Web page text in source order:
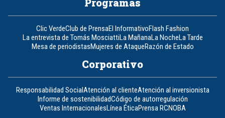
Clic VerdeClub de PrensaEl InformativoFlash Fashion
La entrevista de Tomás MosciattiLa MañanaLa NocheLa Tarde
Mesa de periodistasMujeres de AtaqueRazón de Estado
Corporativo
Responsabilidad SocialAtención al clienteAtención al inversionista
Informe de sostenibilidadCódigo de autorregulación
Ventas InternacionalesLínea ÉticaPrensa RCNOBA